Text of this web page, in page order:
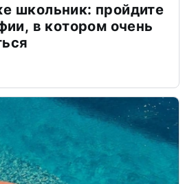
школьник: пройдите
в котором очень